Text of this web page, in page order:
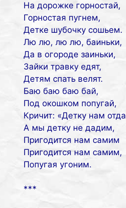
На дорожке горностай,
Горностая пугнем,
Детке шубочку сошьем.
Лю лю, лю лю, баиньки,
Да в огороде заиньки,
Зайки травку едят,
Детям спать велят.
Баю баю баю бай,
Под окошком попугай,
Кричит: «Детку нам
А мы детку не дадим,
Пригодится нам самим
Пригодится нам самим,
Попугая угоним.
***